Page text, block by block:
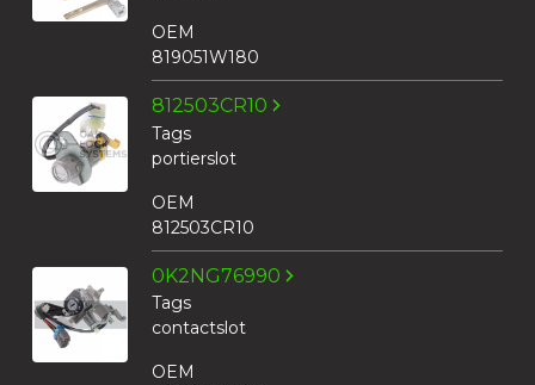
OEM
819051W180
812503CR10
Tags
portierslot
OEM
812503CR10
0K2NG76990
Tags
contactslot
OEM